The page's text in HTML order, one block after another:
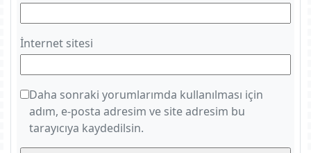
İnternet sitesi
Daha sonraki yorumlarımda kullanılması için
adım, e-posta adresim ve site adresim bu
tarayıcıya kaydedilsin.